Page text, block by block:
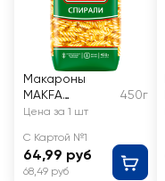
Макароны
MAKFA
Спирали
450г
Цена за 1 шт
С Картой №1
64,99 руб
68,49 руб